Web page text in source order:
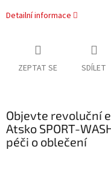
Detailní informace
ZEPTAT SE SDÍLET
Objevte revoluční
Atsko SPORT-
péči o oblečení